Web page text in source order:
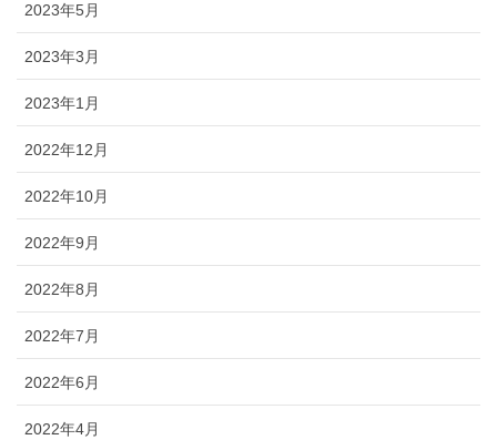
2023年5月
2023年3月
2023年1月
2022年12月
2022年10月
2022年9月
2022年8月
2022年7月
2022年6月
2022年4月